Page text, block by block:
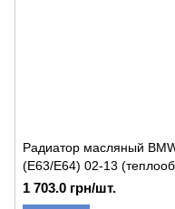
Радиатор масляный
(E63/E64) 02-13
1 703.0 грн/шт.